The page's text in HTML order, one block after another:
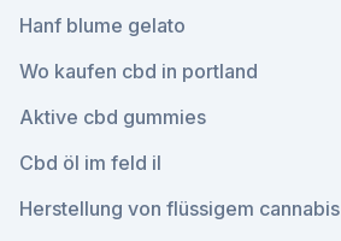
Hanf blume gelato
Wo kaufen cbd in portland
Aktive cbd gummies
Cbd öl im feld il
Herstellung von flüssigem cannabis